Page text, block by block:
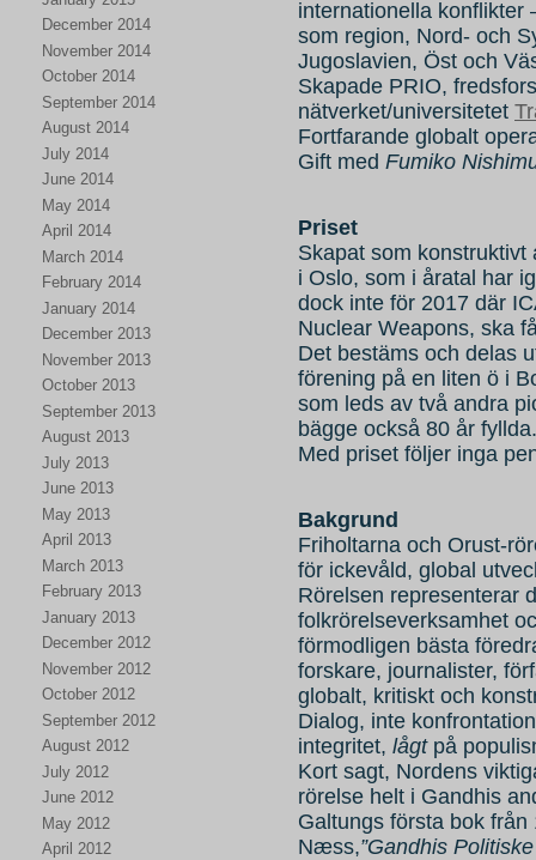
December 2014
November 2014
October 2014
September 2014
August 2014
July 2014
June 2014
May 2014
April 2014
March 2014
February 2014
January 2014
December 2013
November 2013
October 2013
September 2013
August 2013
July 2013
June 2013
May 2013
April 2013
March 2013
February 2013
January 2013
December 2012
November 2012
October 2012
September 2012
August 2012
July 2012
June 2012
May 2012
April 2012
internationella konflikter
som region, Nord- och
Jugoslavien, Öst och
Skapade PRIO,
nätverket/universitetet
Fortfarande globalt
Gift med Fumiko
Priset
Skapat som
i Oslo, som i åratal har
dock inte för 2017 där
Nuclear Weapons, ska
Det bestäms och delas
förening på en liten ö i
som leds av två andra
bägge också 80 år fyllda.
Med priset följer inga
Bakgrund
Friholtarna och Orust-
för ickevåld, global
Rörelsen representerar
folkrörelseverksamhet
förmodligen bästa
forskare, journalister,
globalt, kritiskt och
Dialog, inte
integritet, lågtpå
Kort sagt, Nordens
rörelse helt i Gandhis
Galtungs första bok
Næss,”Gandhis